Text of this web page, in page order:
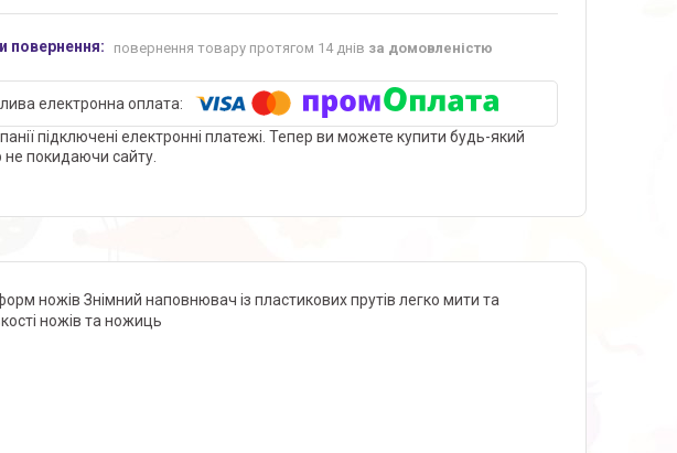
повернення товару протягом 14 днів за домовленістю
підключені електронні платежі. Тепер ви можете купити будь-який
не покидаючи сайту.
ножів Знімний наповнювач із пластикових прутів легко мити та
ножів та ножиць